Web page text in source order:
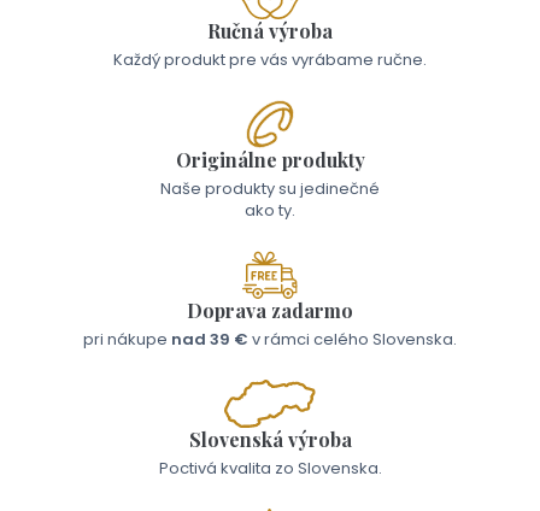
Ručná výroba
Každý produkt pre vás vyrábame ručne.
Originálne produkty
Naše produkty su jedinečné
ako ty.
Doprava zadarmo
pri nákupe nad 39 € v rámci celého Slovenska.
Slovenská výroba
Poctivá kvalita zo Slovenska.